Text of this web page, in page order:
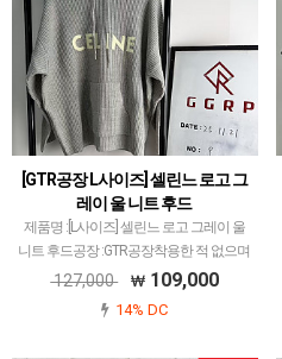
[GTR공장 L사이즈] 셀린느 로고 그
레이 울 니트 후드
제품명 :[L사이즈] 셀린느 로고 그레이 울
니트 후드공장 :GTR공장착용한 적 없으며
불량 하자없이 깔끔함 유지되고 있습니다.
데 니트 소재에 부착된거여 zp도 이와 같
127,000 109,000
14% DC